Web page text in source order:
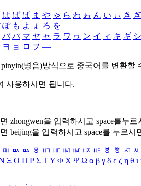
は ば ぱ ま や ゃ ら わ ゎ ん い ぃ き ぎ
ぽ も よ ょ ろ を
バ パ マ ヤ ャ ラ ワ ヮ ン イ ィ キ ギ シ
ヨ ョ ロ ヲ ―
병음)방식으로 중국어를 변환할
사용하시면 됩니다.
zhongwen을 입력하시고 space를누
beijing을 입력하시고 space를 누르시
ㅮ ㅯ ㅰ ㅱ ㅲ ㅳ ㅴ ㅵ ㅶ ㅷ ㅸ ㅹ ㅺ ㅻ
Ξ Ο Π Ρ Σ ΤΥ Φ Χ Ψ Ω α β γ δ ε ζ η θ ι